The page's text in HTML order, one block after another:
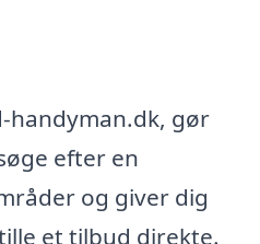
handyman.dk, gør
efter en
og giver dig
et tilbud direkte.